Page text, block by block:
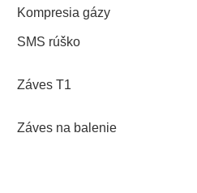
Kompresia gázy
SMS rúško
Záves T1
Záves na balenie